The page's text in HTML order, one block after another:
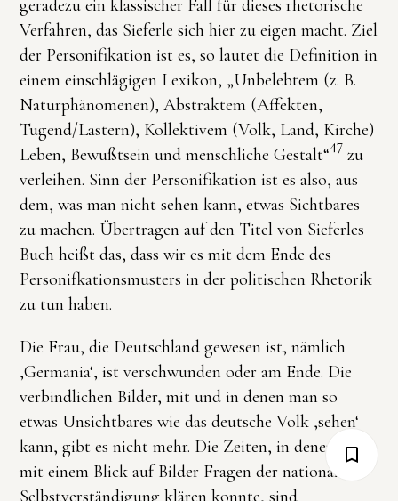
geradezu ein klassischer Fall für dieses rhetorische
Verfahren, das Sieferle sich hier zu eigen macht. Ziel
der Personifikation ist es, so lautet die Definition in
einem einschlägigen Lexikon, „Unbelebtem (z. B.
Naturphänomenen), Abstraktem (Affekten,
Tugend/Lastern), Kollektivem (Volk, Land, Kirche)
Leben, Bewußtsein und menschliche Gestalt“47 zu
verleihen. Sinn der Personifikation ist es also, aus
dem, was man nicht sehen kann, etwas Sichtbares
zu machen. Übertragen auf den Titel von Sieferles
Buch heißt das, dass wir es mit dem Ende des
Personifkationsmusters in der politischen Rhetorik
zu tun haben.
Die Frau, die Deutschland gewesen ist, nämlich
‚Germania‘, ist verschwunden oder am Ende. Die
verbindlichen Bilder, mit und in denen man so
etwas Unsichtbares wie das deutsche Volk ‚sehen‘
kann, gibt es nicht mehr. Die Zeiten, in denen man
mit einem Blick auf Bilder Fragen der nationalen
Selbstverständigung klären konnte, sind